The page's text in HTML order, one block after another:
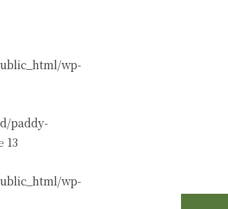
wp-
paddy-
13
wp-